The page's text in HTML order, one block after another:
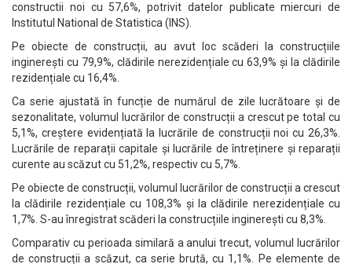
constructii noi cu 57,6%, potrivit datelor publicate miercuri de
Institutul National de Statistica (INS).
Pe obiecte de construcții, au avut loc scăderi la construcțiile
inginerești cu 79,9%, clădirile nerezidențiale cu 63,9% și la clădirile
rezidențiale cu 16,4%.
Ca serie ajustată în funcție de numărul de zile lucrătoare și de
sezonalitate, volumul lucrărilor de construcții a crescut pe total cu
5,1%, creștere evidențiată la lucrările de construcții noi cu 26,3%.
Lucrările de reparații capitale și lucrările de întreținere și reparații
curente au scăzut cu 51,2%, respectiv cu 5,7%.
Pe obiecte de construcții, volumul lucrărilor de construcții a crescut
la clădirile rezidențiale cu 108,3% și la clădirile nerezidențiale cu
1,7%. S-au înregistrat scăderi la construcțiile inginerești cu 8,3%.
Comparativ cu perioada similară a anului trecut, volumul lucrărilor
de construcții a scăzut, ca serie brută, cu 1,1%. Pe elemente de